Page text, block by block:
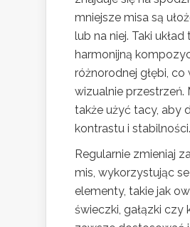
mniejsze misa są
lub na niej. Taki
harmonijną
różnorodnej głębi,
wizualnie przestrzeń.
także użyć tacy, aby
kontrastu i stabilności.
Regularnie zmieniaj
mis, wykorzystując
elementy, takie jak
świeczki, gałązki czy